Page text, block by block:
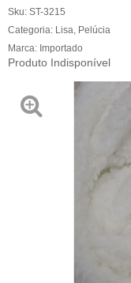
Sku: ST-3215
Categoria: Lisa Pelúcia
Marca: Importado
Produto Indisponível